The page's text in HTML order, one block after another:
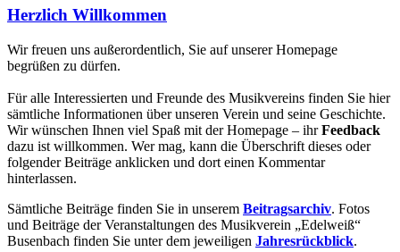
Herzlich Willkommen
Wir freuen uns außerordentlich, Sie auf unserer Homepage
begrüßen zu dürfen.
Für alle Interessierten und Freunde des Musikvereins finden Sie hier
sämtliche Informationen über unseren Verein und seine Geschichte.
Wir wünschen Ihnen viel Spaß mit der Homepage – ihrFeedback
dazu ist willkommen. Wer mag, kann die Überschrift dieses oder
folgender Beiträge anklicken und dort einen Kommentar
hinterlassen.
Sämtliche Beiträge finden Sie in unserem Beitragsarchiv. Fotos
und Beiträge der Veranstaltungen des Musikverein „Edelweiß“
Busenbach finden Sie unter dem jeweiligen Jahresrückblick.